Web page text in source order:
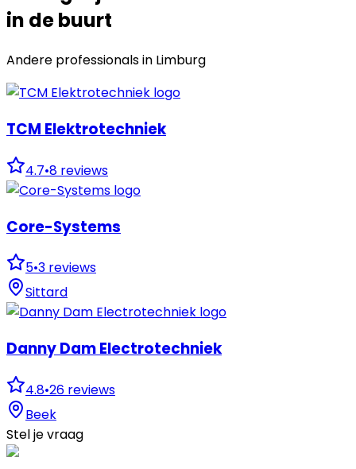
in de buurt
Andere professionals in Limburg
TCM Elektrotechniek
4.7•8 reviews
Core-Systems
5•3 reviews
Sittard
Danny Dam Electrotechniek
4.8•26 reviews
Beek
Stel je vraag